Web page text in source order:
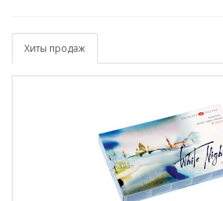
Хиты продаж